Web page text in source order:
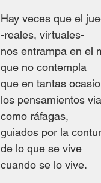
Hay veces que el
-reales, virtuales-
nos entrampa en el
que no contempla
que en tantas
los pensamientos
como ráfagas,
guiados por la
de lo que se vive
cuando se lo vive.